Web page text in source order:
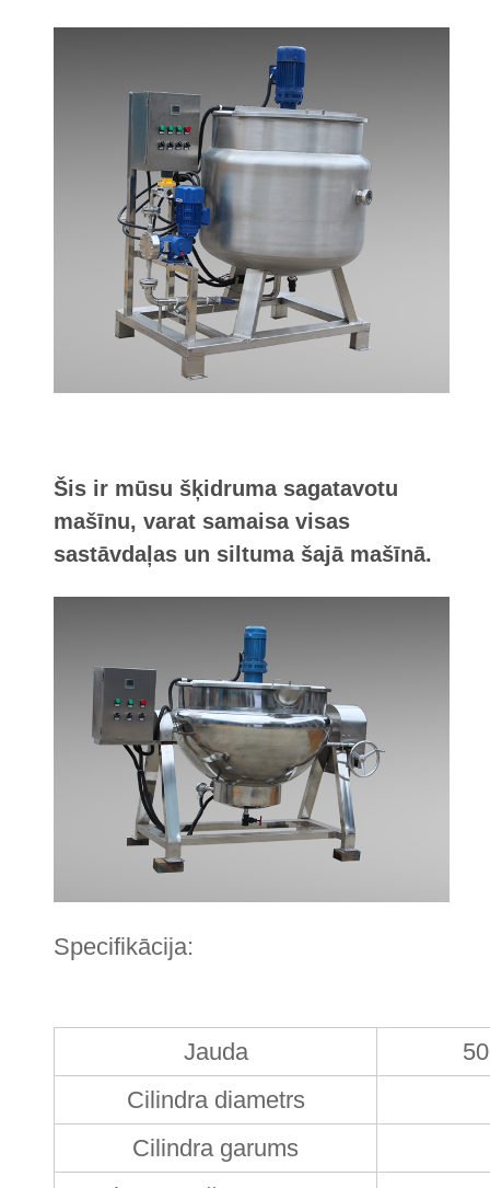
Šis ir mūsu šķidruma sagatavotu
mašīnu, varat samaisa visas
sastāvdaļas un siltuma šajā mašīnā.
Specifikācija:
Jauda
Cilindra diametrs
Cilindra garums